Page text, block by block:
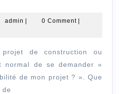
une
de
faisabilité
?
2021
admin admin
| 0 Comment |
normal de se demander «
de mon projet ? ». Que
de